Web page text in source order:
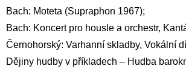
Bach: Moteta (Supraphon 1967);
Bach: Koncert pro housle a orchestr,
Černohorský: Varhanní skladby, Vokální
Dějiny hudby v příkladech – Hudba